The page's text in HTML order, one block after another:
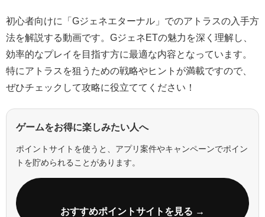
初心者向けに「Gジェネエターナル」でのアトラスの入手方
法を解説する動画です。GジェネETの魅力を深く理解し、
効率的なプレイを目指す方に最適な内容となっています。
特にアトラスを狙うための戦略やヒントが満載ですので、
ぜひチェックして攻略に役立ててください！
ゲームをお得に楽しみたい人へ
ポイントサイトを使うと、アプリ案件やキャンペーンでポイン
トを貯められることがあります。
おすすめポイントサイトを見る →